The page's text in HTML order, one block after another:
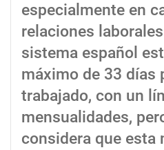
especialmente en
relaciones
sistema español
máximo de 33 días
trabajado, con un
mensualidades,
considera que esta